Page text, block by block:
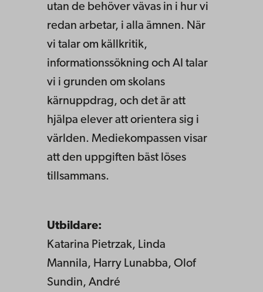
utan de behöver vävas in i hur vi
redan arbetar, i alla ämnen. När
vi talar om källkritik,
informationssökning och AI talar
vi i grunden om skolans
kärnuppdrag, och det är att
hjälpa elever att orientera sig i
världen. Mediekompassen visar
att den uppgiften bäst löses
tillsammans.
Utbildare:
Katarina Pietrzak, Linda
Mannila, Harry Lunabba, Olof
Sundin, André